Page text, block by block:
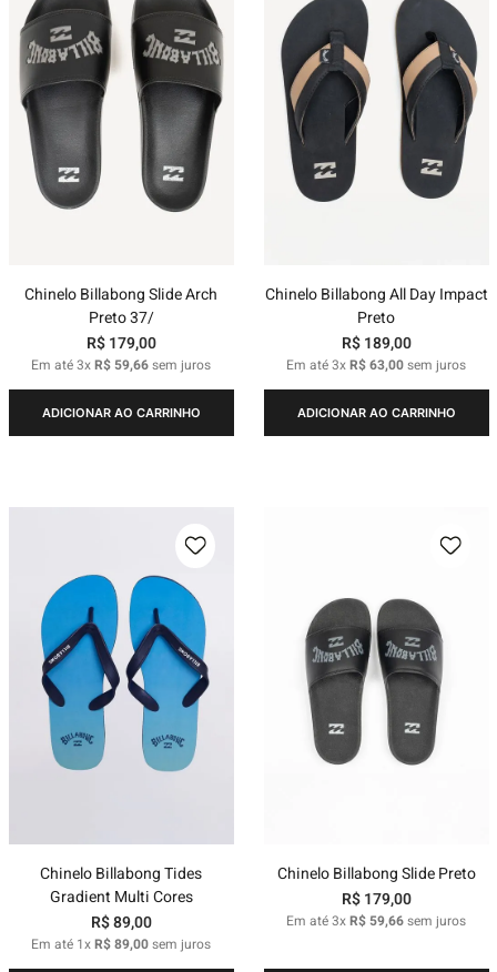
Chinelo Billabong Slide Arch
Preto 37/
R$ 179,00
Em até3xR$ 59,66sem juros
ADICIONAR AO CARRINHO
Chinelo Billabong All Day Impact
Preto
R$ 189,00
Em até3xR$63,00sem juros
ADICIONAR AO CARRINHO
Chinelo Billabong Tides
Gradient Multi Cores
R$89,00
Em até 1xR$89,00sem juros
Chinelo Billabong Slide Preto
R$ 179,00
Em até3xR$ 59,66sem juros